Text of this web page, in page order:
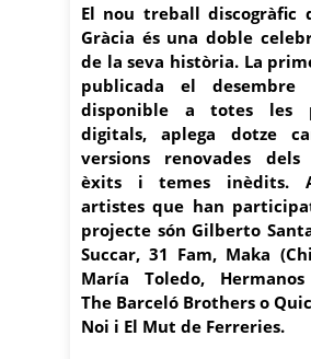
El nou treball discogràfic
Gràcia és una doble
de la seva història. La
publicada el
disponible a totes les
digitals, aplega dotze
versions renovades dels
èxits i temes inèdits.
artistes que han
projecte són Gilberto
Succar, 31 Fam, Maka
María Toledo, Hermanos
The Barceló Brothers o
Noi i El Mut de Ferreries.